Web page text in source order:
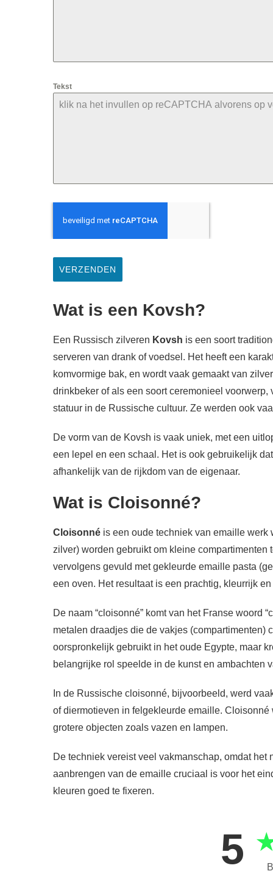
Tekst
VERZENDEN
Wat is een Kovsh?
Een Russisch zilveren Kovsh is een soort
serveren van drank of voedsel. Het heeft een
komvormige bak, en wordt vaak gemaakt van
drinkbeker of als een soort ceremonieel
statuur in de Russische cultuur. Ze werden ook
De vorm van de Kovsh is vaak uniek, met een
een lepel en een schaal. Het is ook gebruikelijk
afhankelijk van de rijkdom van de eigenaar.
Wat is Cloisonné?
Cloisonné is een oude techniek van emaille
zilver) worden gebruikt om kleine
vervolgens gevuld met gekleurde emaille pasta
een oven. Het resultaat is een prachtig, kleurrijk
De naam “cloisonné” komt van het Franse woord
metalen draadjes die de vakjes (compartimenten)
oorspronkelijk gebruikt in het oude Egypte, maar
belangrijke rol speelde in de kunst en ambachten
In de Russische cloisonné, bijvoorbeeld, werd
of diermotieven in felgekleurde emaille.
grotere objecten zoals vazen en lampen.
De techniek vereist veel vakmanschap, omdat
aanbrengen van de emaille cruciaal is voor het
kleuren goed te fixeren.
5